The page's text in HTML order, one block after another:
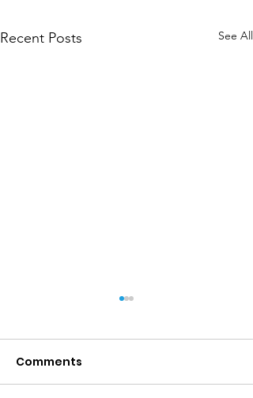
Recent Posts See All
Comments